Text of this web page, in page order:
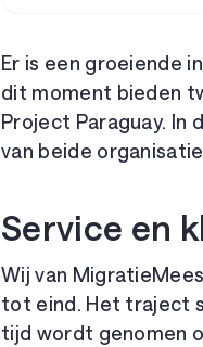
Er is een groeiende
dit moment bieden
Project Paraguay. In
van beide
Service en
Wij van
tot eind. Het traject
tijd wordt genomen